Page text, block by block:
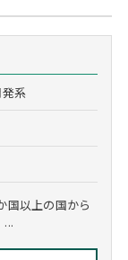
系
国以上の国から
...